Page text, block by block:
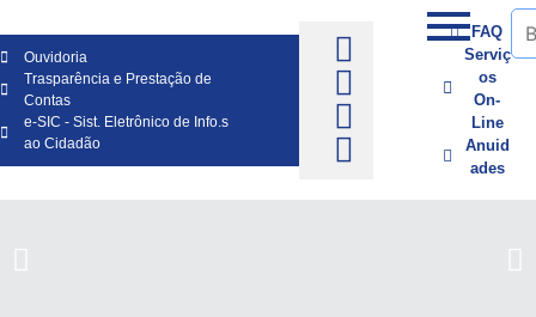
Ouvidoria
Trasparência e Prestação de
Contas
e-SIC - Sist. Eletrônico de Info.s
ao Cidadão
FAQ
Serviç
os
On-
Line
Anuid
ades